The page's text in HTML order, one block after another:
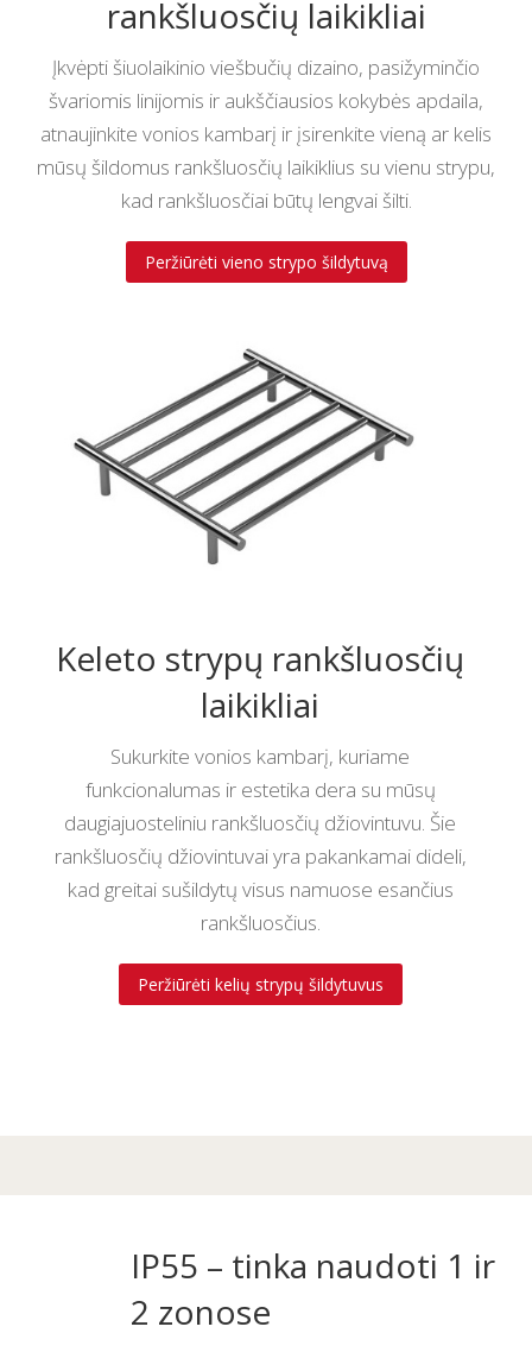
rankšluosčių laikikliai
Įkvėpti šiuolaikinio viešbučių dizaino, pasižyminčio
švariomis linijomis ir aukščiausios kokybės apdaila,
atnaujinkite vonios kambarį ir įsirenkite vieną ar kelis
mūsų šildomus rankšluosčių laikiklius su vienu strypu,
kad rankšluosčiai būtų lengvai šilti.
Peržiūrėti vieno strypo šildytuvą
Keleto strypų rankšluosčių
laikikliai
Sukurkite vonios kambarį, kuriame
funkcionalumas ir estetika dera su mūsų
daugiajuosteliniu rankšluosčių džiovintuvu. Šie
rankšluosčių džiovintuvai yra pakankamai dideli,
kad greitai sušildytų visus namuose esančius
rankšluosčius.
Peržiūrėti kelių strypų šildytuvus
IP55 – tinka naudoti 1 ir
2 zonose